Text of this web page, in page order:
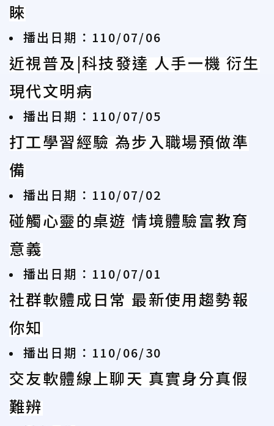
睞
播出日期：110/07/06
近視普及|科技發達 人手一機 衍生
現代文明病
播出日期：110/07/05
打工學習經驗 為步入職場預做準
備
播出日期：110/07/02
碰觸心靈的桌遊 情境體驗富教育
意義
播出日期：110/07/01
社群軟體成日常 最新使用趨勢報
你知
播出日期：110/06/30
交友軟體線上聊天 真實身分真假
難辨